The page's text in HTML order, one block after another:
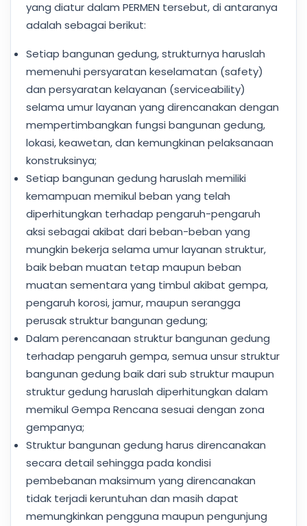
yang diatur dalam PERMEN tersebut, di antaranya
adalah sebagai berikut:
Setiap bangunan gedung, strukturnya haruslah
memenuhi persyaratan keselamatan (safety)
dan persyaratan kelayanan (serviceability)
selama umur layanan yang direncanakan dengan
mempertimbangkan fungsi bangunan gedung,
lokasi, keawetan, dan kemungkinan pelaksanaan
konstruksinya;
Setiap bangunan gedung haruslah memiliki
kemampuan memikul beban yang telah
diperhitungkan terhadap pengaruh-pengaruh
aksi sebagai akibat dari beban-beban yang
mungkin bekerja selama umur layanan struktur,
baik beban muatan tetap maupun beban
muatan sementara yang timbul akibat gempa,
pengaruh korosi, jamur, maupun serangga
perusak struktur bangunan gedung;
Dalam perencanaan struktur bangunan gedung
terhadap pengaruh gempa, semua unsur struktur
bangunan gedung baik dari sub struktur maupun
struktur gedung haruslah diperhitungkan dalam
memikul Gempa Rencana sesuai dengan zona
gempanya;
Struktur bangunan gedung harus direncanakan
secara detail sehingga pada kondisi
pembebanan maksimum yang direncanakan
tidak terjadi keruntuhan dan masih dapat
memungkinkan pengguna maupun pengunjung